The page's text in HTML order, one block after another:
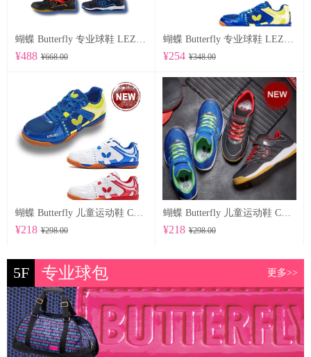
蝴蝶 Butterfly 专业球鞋 LEZOLINE-12
¥488 ¥668.00
蝴蝶 Butterfly 专业球鞋 LEZOLINE-10
¥254 ¥348.00
蝴蝶 Butterfly 儿童运动鞋 CHD-6
¥218 ¥298.00
蝴蝶 Butterfly 儿童运动鞋 CHD-5
¥218 ¥298.00
5F 专业球包 更多>>